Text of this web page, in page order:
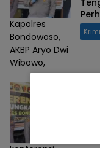
Kapolres
Bondowoso,
AKBP Aryo Dwi
Wibowo,